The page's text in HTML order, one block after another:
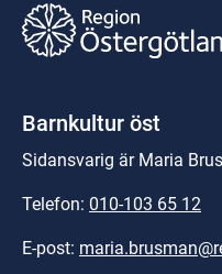
Barnkultur öst
Sidansvarig är Maria
Telefon: 010-103 65 12
E-post: